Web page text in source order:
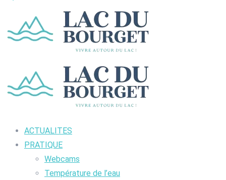
ACTUALITES
PRATIQUE
Webcams
Température de l’eau